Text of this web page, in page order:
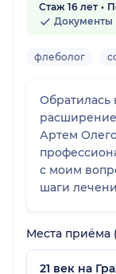
Стаж 16 лет
Документы
флеболог
Обратилась
Артем
с моим
шаги
Места приёма
21 век на